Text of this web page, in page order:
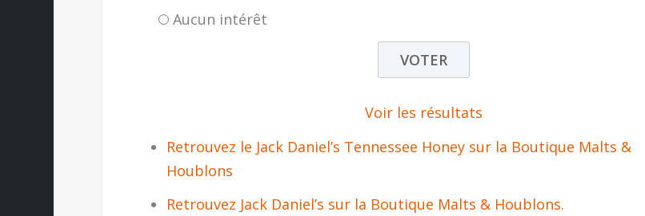
Aucun intérêt
Voir les résultats
Retrouvez le Jack Daniel’s Tennessee Honey sur la Boutique Malts &
Houblons
Retrouvez Jack Daniel’s sur la Boutique Malts & Houblons.